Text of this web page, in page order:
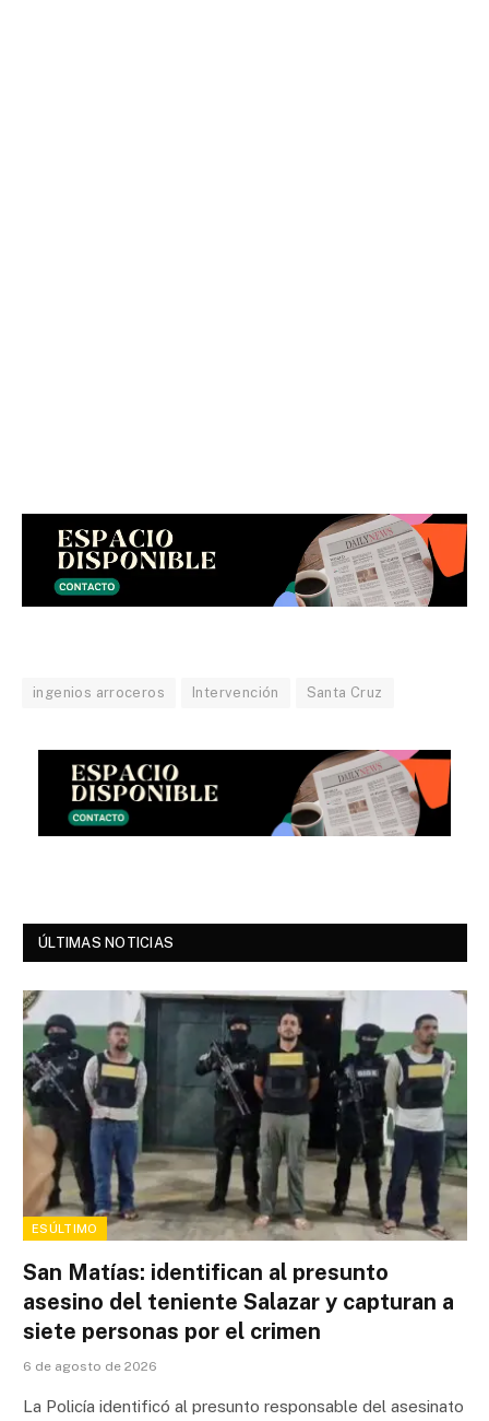
ingenios arroceros Intervención Santa Cruz
ÚLTIMAS NOTICIAS
ESÚLTIMO
San Matías: identifican al presunto
asesino del teniente Salazar y capturan a
siete personas por el crimen
6 de agosto de 2026
La Policía identificó al presunto responsable del asesinato